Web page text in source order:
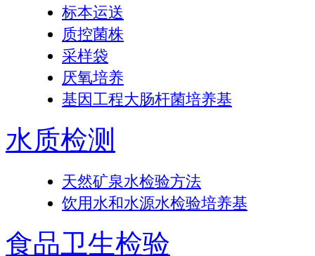
标本运送
质控菌株
采样袋
厌氧培养
基因工程大肠杆菌培养基
水质检测
天然矿泉水检验方法
饮用水和水源水检验培养基
食品卫生检验